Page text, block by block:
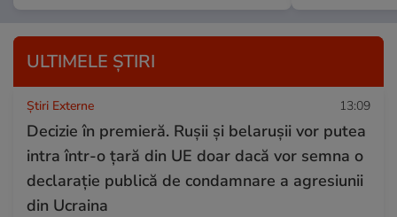
ULTIMELE ȘTIRI
Știri Externe 13:09
Decizie în premieră. Rușii și belarușii vor putea
intra într-o țară din UE doar dacă vor semna o
declarație publică de condamnare a agresiunii
din Ucraina